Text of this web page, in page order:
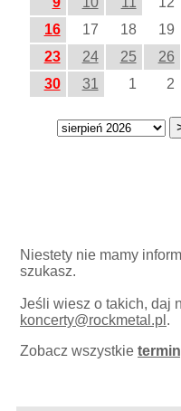
16
17 18 19
23
24 25 26
30
31 1 2
Niestety nie mamy
szukasz.
Jeśli wiesz o takich, daj
koncerty@rockmetal.pl .
Zobacz wszystkie